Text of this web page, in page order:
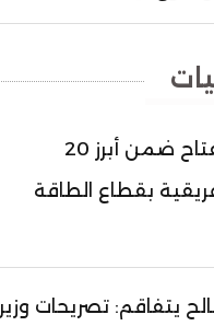
محمد
أحمد مسكه
حسني
أمين
المامي النيسان
سيديا
ولد عبد الفتاح ضمن أبرز 20
بقطاع الطاقة
يتفاقم: تصريحات وزير